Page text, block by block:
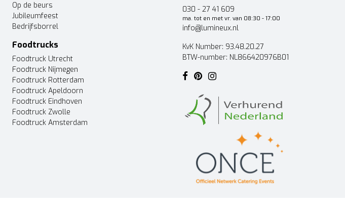
Op de beurs
Jubileumfeest
Bedrijfsborrel
Foodtrucks
Foodtruck Utrecht
Foodtruck Nijmegen
Foodtruck Rotterdam
Foodtruck Apeldoorn
Foodtruck Eindhoven
Foodtruck Zwolle
Foodtruck Amsterdam
030 - 27 41 609
ma. tot en met vr. van 08:30 - 17:00
info@lumineux.nl
KvK Number: 93.48.20.27
BTW-number: NL866420976B01